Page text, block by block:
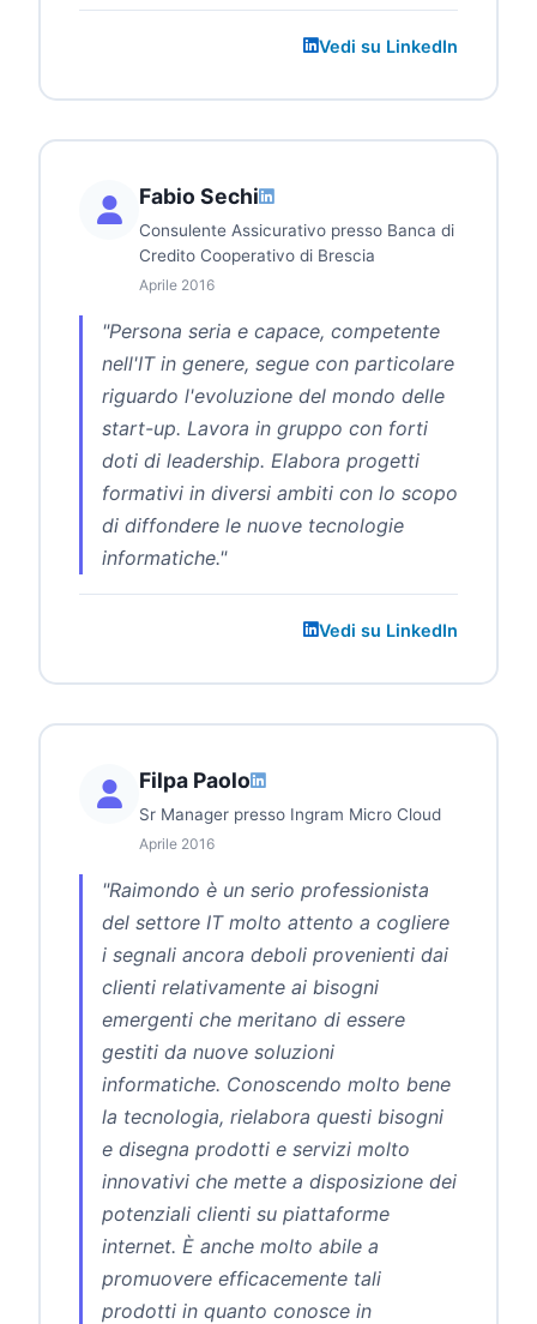
Vedi su LinkedIn
Fabio Sechi
Consulente Assicurativo presso Banca di
Credito Cooperativo di Brescia
Aprile 2016
"Persona seria e capace, competente
nell'IT in genere, segue con particolare
riguardo l'evoluzione del mondo delle
start-up. Lavora in gruppo con forti
doti di leadership. Elabora progetti
formativi in diversi ambiti con lo scopo
di diffondere le nuove tecnologie
informatiche."
Vedi su LinkedIn
Filpa Paolo
Sr Manager presso Ingram Micro Cloud
Aprile 2016
"Raimondo è un serio professionista
del settore IT molto attento a cogliere
i segnali ancora deboli provenienti dai
clienti relativamente ai bisogni
emergenti che meritano di essere
gestiti da nuove soluzioni
informatiche. Conoscendo molto bene
la tecnologia, rielabora questi bisogni
e disegna prodotti e servizi molto
innovativi che mette a disposizione dei
potenziali clienti su piattaforme
internet. È anche molto abile a
promuovere efficacemente tali
prodotti in quanto conosce in